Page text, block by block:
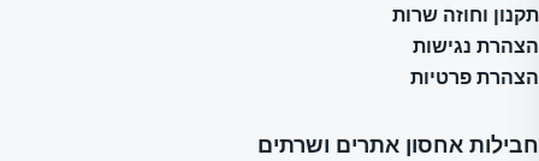
תקנון וחוזה שרות
הצהרת נגישות
הצהרת פרטיות
חבילות אחסון אתרים ושרתים